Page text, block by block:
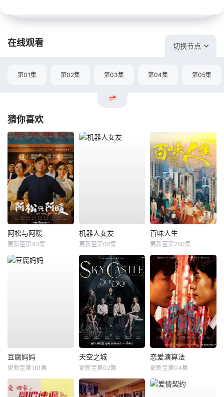
在线观看 切换节点
第01集 第02集 第03集 第04集 第05集
猜你喜欢
阿松与阿暖
更新至第43集
机器人女友
更新至第06集
百味人生
更新至第250集
豆腐妈妈
更新至第161集
天空之城
更新至第02集
恋爱演算法
更新至第04集